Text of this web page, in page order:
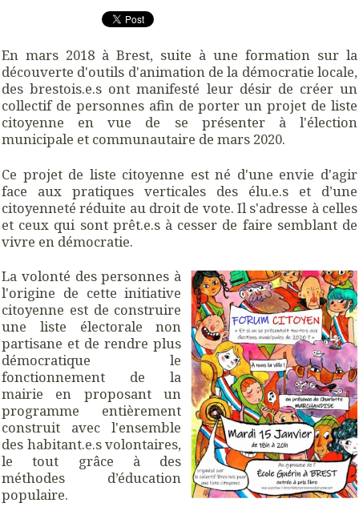
En mars 2018 à Brest, suite à une formation sur la
découverte d'outils d'animation de la démocratie locale,
des brestois.e.s ont manifesté leur désir de créer un
collectif de personnes afin de porter un projet de liste
citoyenne en vue de se présenter à l'élection
municipale et communautaire de mars 2020.
Ce projet de liste citoyenne est né d'une envie d'agir
face aux pratiques verticales des élu.e.s et d’une
citoyenneté réduite au droit de vote. Il s'adresse à celles
et ceux qui sont prêt.e.s à cesser de faire semblant de
vivre en démocratie.
La volonté des personnes à
l'origine de cette initiative
citoyenne est de construire
une liste électorale non
partisane et de rendre plus
démocratique le
fonctionnement de la
mairie en proposant un
programme entièrement
construit avec l'ensemble
des habitant.e.s volontaires,
le tout grâce à des
méthodes d’éducation
populaire.